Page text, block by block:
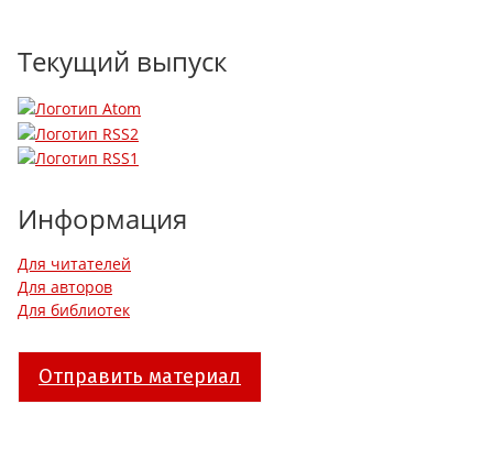
Текущий выпуск
Информация
Для читателей
Для авторов
Для библиотек
Отправить материал